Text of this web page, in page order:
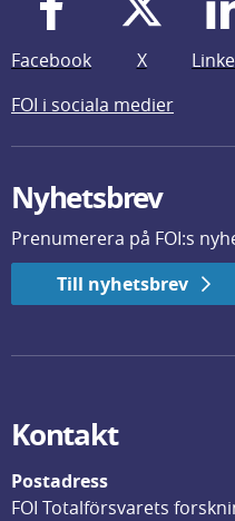
Facebook X
FOI i sociala medier
Nyhetsbrev
Prenumerera på FOI:s
Till nyhetsbrev
Kontakt
Postadress
FOI Totalförsvarets